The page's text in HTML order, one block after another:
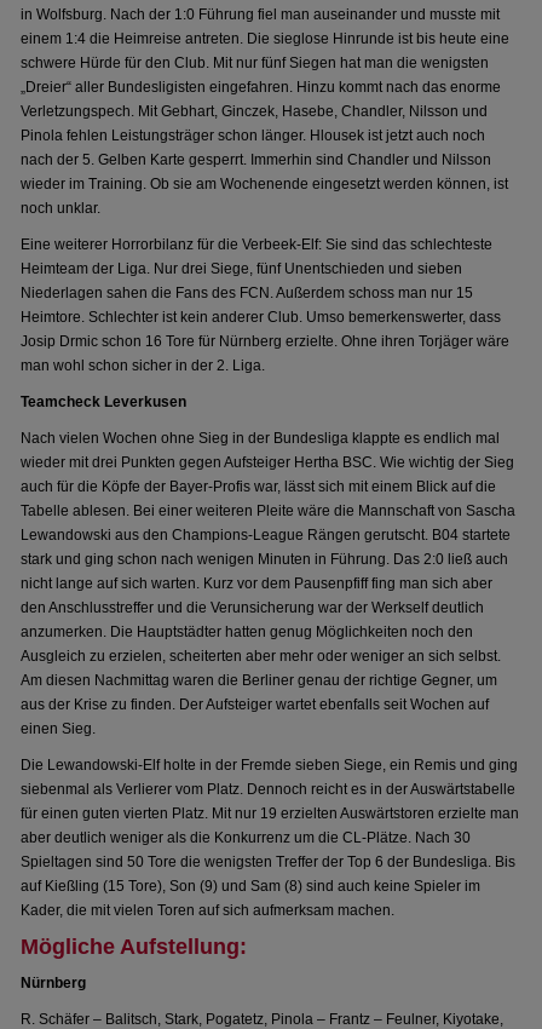
in Wolfsburg. Nach der 1:0 Führung fiel man auseinander und musste mit
einem 1:4 die Heimreise antreten. Die sieglose Hinrunde ist bis heute eine
schwere Hürde für den Club. Mit nur fünf Siegen hat man die wenigsten
„Dreier“ aller Bundesligisten eingefahren. Hinzu kommt nach das enorme
Verletzungspech. Mit Gebhart, Ginczek, Hasebe, Chandler, Nilsson und
Pinola fehlen Leistungsträger schon länger. Hlousek ist jetzt auch noch
nach der 5. Gelben Karte gesperrt. Immerhin sind Chandler und Nilsson
wieder im Training. Ob sie am Wochenende eingesetzt werden können, ist
noch unklar.
Eine weiterer Horrorbilanz für die Verbeek-Elf: Sie sind das schlechteste
Heimteam der Liga. Nur drei Siege, fünf Unentschieden und sieben
Niederlagen sahen die Fans des FCN. Außerdem schoss man nur 15
Heimtore. Schlechter ist kein anderer Club. Umso bemerkenswerter, dass
Josip Drmic schon 16 Tore für Nürnberg erzielte. Ohne ihren Torjäger wäre
man wohl schon sicher in der 2. Liga.
Teamcheck Leverkusen
Nach vielen Wochen ohne Sieg in der Bundesliga klappte es endlich mal
wieder mit drei Punkten gegen Aufsteiger Hertha BSC. Wie wichtig der Sieg
auch für die Köpfe der Bayer-Profis war, lässt sich mit einem Blick auf die
Tabelle ablesen. Bei einer weiteren Pleite wäre die Mannschaft von Sascha
Lewandowski aus den Champions-League Rängen gerutscht. B04 startete
stark und ging schon nach wenigen Minuten in Führung. Das 2:0 ließ auch
nicht lange auf sich warten. Kurz vor dem Pausenpfiff fing man sich aber
den Anschlusstreffer und die Verunsicherung war der Werkself deutlich
anzumerken. Die Hauptstädter hatten genug Möglichkeiten noch den
Ausgleich zu erzielen, scheiterten aber mehr oder weniger an sich selbst.
Am diesen Nachmittag waren die Berliner genau der richtige Gegner, um
aus der Krise zu finden. Der Aufsteiger wartet ebenfalls seit Wochen auf
einen Sieg.
Die Lewandowski-Elf holte in der Fremde sieben Siege, ein Remis und ging
siebenmal als Verlierer vom Platz. Dennoch reicht es in der Auswärtstabelle
für einen guten vierten Platz. Mit nur 19 erzielten Auswärtstoren erzielte man
aber deutlich weniger als die Konkurrenz um die CL-Plätze. Nach 30
Spieltagen sind 50 Tore die wenigsten Treffer der Top 6 der Bundesliga. Bis
auf Kießling (15 Tore), Son (9) und Sam (8) sind auch keine Spieler im
Kader, die mit vielen Toren auf sich aufmerksam machen.
Mögliche Aufstellung:
Nürnberg
R. Schäfer – Balitsch, Stark, Pogatetz, Pinola – Frantz – Feulner, Kiyotake,